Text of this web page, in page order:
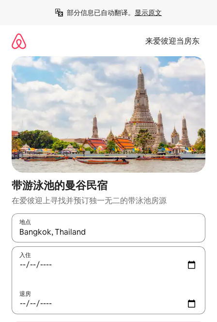
部分信息已自动翻译。 显示原文
来爱彼迎当房东
带游泳池的曼谷民宿
在爱彼迎上寻找并预订独一无二的带泳池房源
地点
如有搜索结果，请使用上下方向键查看，或通过点击或滑动手势
入住
退房